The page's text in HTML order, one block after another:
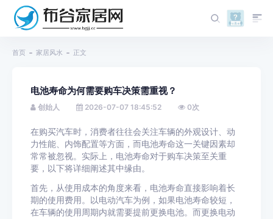
首页 家居风水 正文
电池寿命为何需要购车决策需重视？
创始人 2026-07-07 18:45:52 0次
在购买汽车时，消费者往往会关注车辆的外观设计、动
力性能、内饰配置等方面，而电池寿命这一关键因素却
常常被忽视。实际上，电池寿命对于购车决策至关重
要，以下将详细阐述其中缘由。
首先，从使用成本的角度来看，电池寿命直接影响着长
期的使用费用。以电动汽车为例，如果电池寿命较短，
在车辆的使用周期内就需要提前更换电池。而更换电动